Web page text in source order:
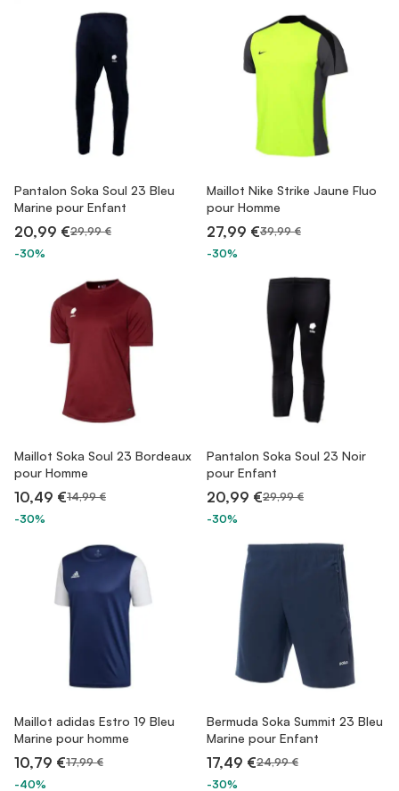
Pantalon Soka Soul 23 Bleu
Marine pour Enfant
20,99 €29,99 €
-30%
Maillot Nike Strike Jaune Fluo
pour Homme
27,99 €39,99 €
-30%
Maillot Soka Soul 23 Bordeaux
pour Homme
10,49 €14,99 €
-30%
Pantalon Soka Soul 23 Noir
pour Enfant
20,99 €29,99 €
-30%
Maillot adidas Estro 19 Bleu
Marine pour homme
10,79 €17,99 €
-40%
Bermuda Soka Summit 23 Bleu
Marine pour Enfant
17,49 €24,99 €
-30%